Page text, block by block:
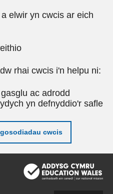
elwir yn cwcis ar eich
rhai cwcis i'n helpu ni:
ac adrodd
yn defnyddio'r safle
cwcis